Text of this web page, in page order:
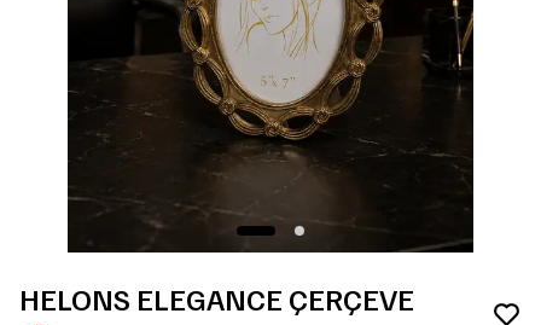
HELONS ELEGANCE ÇERÇEVE